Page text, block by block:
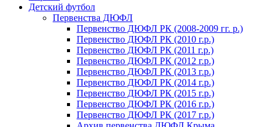
Детский футбол
Первенства ДЮФЛ
Первенство ДЮФЛ РК (2008-2009 гг. р.)
Первенство ДЮФЛ РК (2010 г.р.)
Первенство ДЮФЛ РК (2011 г.р.)
Первенство ДЮФЛ РК (2012 г.р.)
Первенство ДЮФЛ РК (2013 г.р.)
Первенство ДЮФЛ РК (2014 г.р.)
Первенство ДЮФЛ РК (2015 г.р.)
Первенство ДЮФЛ РК (2016 г.р.)
Первенство ДЮФЛ РК (2017 г.р.)